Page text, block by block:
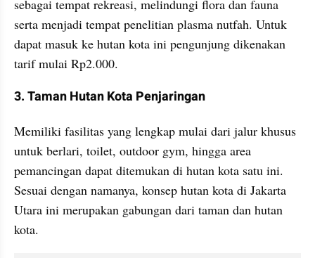
sebagai tempat rekreasi, melindungi flora dan fauna
serta menjadi tempat penelitian plasma nutfah. Untuk
dapat masuk ke hutan kota ini pengunjung dikenakan
tarif mulai Rp2.000.
3. Taman Hutan Kota Penjaringan
Memiliki fasilitas yang lengkap mulai dari jalur khusus
untuk berlari, toilet, outdoor gym, hingga area
pemancingan dapat ditemukan di hutan kota satu ini.
Sesuai dengan namanya, konsep hutan kota di Jakarta
Utara ini merupakan gabungan dari taman dan hutan
kota.